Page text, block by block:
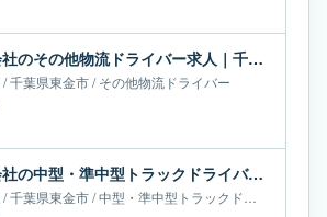
古川運送株式会社のその他物流ドライバー求人｜千葉県東金市｜月給65万-66万円
/千葉県東金市/その他物流ドライバー
古川運送株式会社の中型・準中型トラックドライバー求人｜千葉県東金市｜月給25万-30万円
/千葉県東金市/中型・準中型トラックドライバー